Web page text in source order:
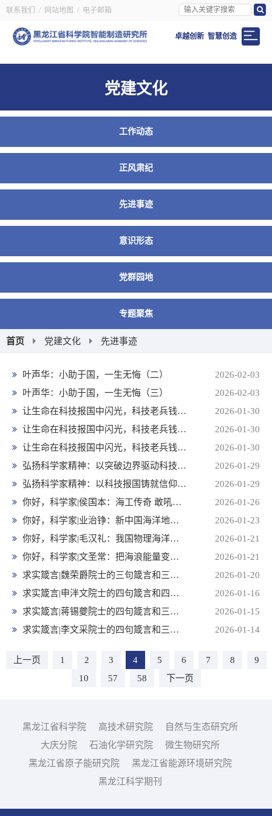
联系我们 / 网站地图 / 电子邮箱
卓越创新 智慧创造
党建文化
工作动态
正风肃纪
先进事迹
意识形态
党群园地
专题聚焦
首页 党建文化 先进事迹
叶声华：小助于国，一生无悔（二）
2026-02-03
叶声华：小助于国，一生无悔（三）
2026-02-03
让生命在科技报国中闪光，科技老兵钱七虎的四条人生体会（一）
2026-01-30
让生命在科技报国中闪光，科技老兵钱七虎的四条人生体会（二）
2026-01-30
让生命在科技报国中闪光，科技老兵钱七虎的四条人生体会（三）
2026-01-30
弘扬科学家精神：以突破边界驱动科技变革
2026-01-29
弘扬科学家精神：以科技报国铸就信仰丰碑
2026-01-29
你好，科学家|侯国本：海工传奇 敢吼天下第一声
2026-01-26
你好，科学家|业治铮：新中国海洋地质和沉积地质奠基人
2026-01-23
你好，科学家|毛汉礼：我国物理海洋学奠基人之一
2026-01-21
你好，科学家|文圣常：把海浪能量变成祖国向海图强的力量
2026-01-21
求实箴言|魏荣爵院士的三句箴言和三张老照片
2026-01-20
求实箴言|申泮文院士的四句箴言和四张老照片
2026-01-16
求实箴言|蒋锡夔院士的四句箴言和三张老照片
2026-01-15
求实箴言|李文采院士的四句箴言和三张老照片
2026-01-14
上一页 1 2 3 4 5 6 7 8
9
10
57 58 下一页
黑龙江省科学院 高技术研究院
自然与生态研究所
大庆分院
石油化学研究院
微生物研究所
黑龙江省原子能研究院
黑龙江省能源环境研究院
黑龙江科学期刊